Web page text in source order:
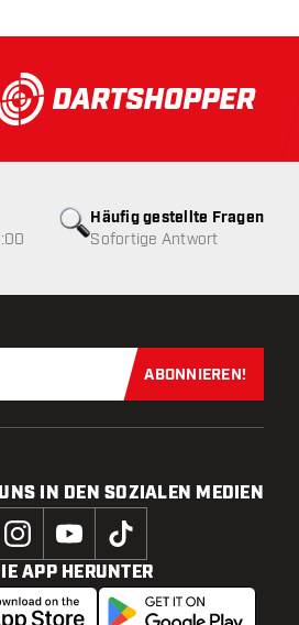
Produkte auf Lager, Versand
Häufig gestellte Fragen
Sofortige Antwort
nicht verfügbar
Jetzt für
ABONNIEREN!
IN DEN SOZIALEN MEDIEN
APP HERUNTER